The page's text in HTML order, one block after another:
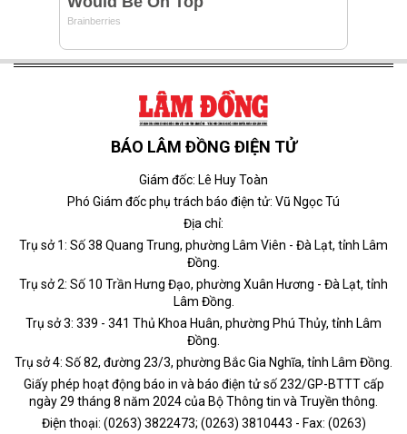
BÁO LÂM ĐỒNG ĐIỆN TỬ
Giám đốc: Lê Huy Toàn
Phó Giám đốc phụ trách báo điện tử: Vũ Ngọc Tú
Địa chỉ:
Trụ sở 1: Số 38 Quang Trung, phường Lâm Viên - Đà Lạt, tỉnh Lâm
Đồng.
Trụ sở 2: Số 10 Trần Hưng Đạo, phường Xuân Hương - Đà Lạt, tỉnh
Lâm Đồng.
Trụ sở 3: 339 - 341 Thủ Khoa Huân, phường Phú Thủy, tỉnh Lâm
Đồng.
Trụ sở 4: Số 82, đường 23/3, phường Bắc Gia Nghĩa, tỉnh Lâm Đồng.
Giấy phép hoạt động báo in và báo điện tử số 232/GP-BTTT cấp
ngày 29 tháng 8 năm 2024 của Bộ Thông tin và Truyền thông.
Điện thoại: (0263) 3822473; (0263) 3810443 - Fax: (0263)